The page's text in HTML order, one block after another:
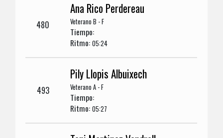
480
Ana Rico Perdereau
Veterano B - F
Tiempo:
Ritmo:05:24
493
Pily Llopis Albuixech
Veterano A - F
Tiempo:
Ritmo:05:27